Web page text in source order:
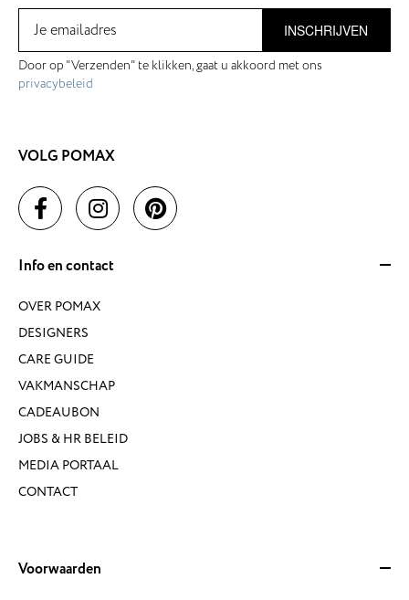
INSCHRIJVEN
Door op "Verzenden" te klikken, gaat u akkoord met ons
privacybeleid
VOLG POMAX
Info en contact
OVER POMAX
DESIGNERS
CARE GUIDE
VAKMANSCHAP
CADEAUBON
JOBS & HR BELEID
MEDIA PORTAAL
CONTACT
Voorwaarden